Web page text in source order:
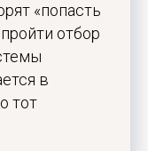
«попасть
отбор
в
тот